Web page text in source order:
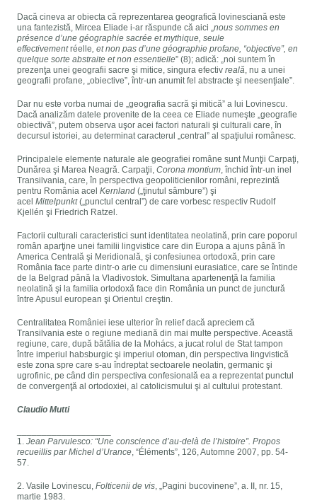
Dacă cineva ar obiecta că reprezentarea geografică lovinesciană este
una fantezistă, Mircea Eliade i-ar răspunde că aici „nous sommes en
présence d’une géographie sacrée et mythique, seule
effectivementréelle, et non pas d’une géographie profane, “objective”, en
quelque sorte abstraite et non essentielle” (8); adică: „noi suntem în
prezenţa unei geografii sacre şi mitice, singura efectivreală, nu a unei
geografii profane, „obiective”, într-un anumit fel abstracte şi neesenţiale”.
Dar nu este vorba numai de „geografia sacră şi mitică” a lui Lovinescu.
Dacă analizăm datele provenite de la ceea ce Eliade numeşte „geografie
obiectivă”, putem observa uşor acei factori naturali şi culturali care, în
decursul istoriei, au determinat caracterul „central” al spaţiului românesc.
Principalele elemente naturale ale geografiei române sunt Munţii Carpaţi,
Dunărea şi Marea Neagră. Carpaţii,Corona montium, închid într-un inel
Transilvania, care, în perspectiva geopoliticienilor români, reprezintă
pentru România acelKernland („ţinutul sâmbure”) şi
acelMittelpunkt(„punctul central”) de care vorbesc respectiv Rudolf
Kjellén şi Friedrich Ratzel.
Factorii culturali caracteristici sunt identitatea neolatină, prin care poporul
român aparţine unei familii lingvistice care din Europa a ajuns până în
America Centrală şi Meridională, şi confesiunea ortodoxă, prin care
România face parte dintr-o arie cu dimensiuni eurasiatice, care se întinde
de la Belgrad până la Vladivostok. Simultana apartenenţă la familia
neolatină şi la familia ortodoxă face din România un punct de junctură
între Apusul european şi Orientul creştin.
Centralitatea României iese ulterior în relief dacă apreciem că
Transilvania este o regiune mediană din mai multe perspective. Această
regiune, care, după bătălia de la Mohács, a jucat rolul de Stat tampon
între imperiul habsburgic şi imperiul otoman, din perspectiva lingvistică
este zona spre care s-au îndreptat sectoarele neolatin, germanic şi
ugrofinic, pe când din perspectiva confesională ea a reprezentat punctul
de convergenţă al ortodoxiei, al catolicismului şi al cultului protestant.
Claudio Mutti
1.Jean Parvulesco: “Une conscience d’au-delà de l’histoire”. Propos
recueillis par Michel d’Urance, “Éléments”, 126, Automne 2007, pp. 54-
57.
2. Vasile Lovinescu,Folticenii de vis, „Pagini bucovinene”, a. II, nr. 15,
martie 1983.